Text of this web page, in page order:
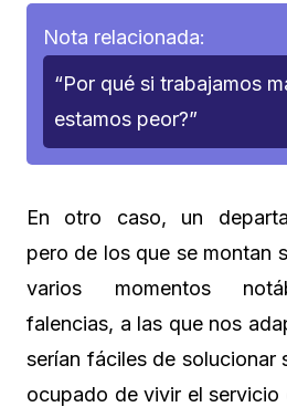
Nota relacionada:
“Por qué si trabajamos
estamos peor?”
En otro caso, un
pero de los que se montan
varios momentos
falencias, a las que nos
serían fáciles de solucionar
ocupado de vivir el servicio